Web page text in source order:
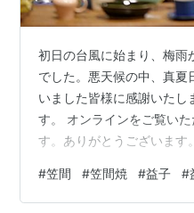
初日の台風に始まり、梅雨
でした。悪天候の中、真夏
いました皆様に感謝いたし
す。 オンラインをご覧い
す。ありがとうございます
にするか、悩ましい展示で
くださったお客間もいた
#笠間 #笠間焼 #益子 #